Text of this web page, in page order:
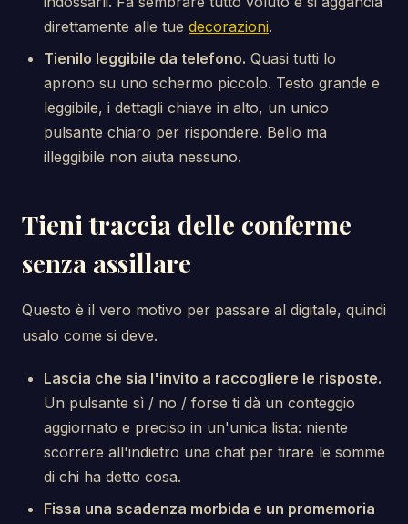
direttamente alle tue decorazioni.
Tienilo leggibile da telefono. Quasi tutti lo
aprono su uno schermo piccolo. Testo grande e
leggibile, i dettagli chiave in alto, un unico
pulsante chiaro per rispondere. Bello ma
illeggibile non aiuta nessuno.
Tieni traccia delle conferme
senza assillare
Questo è il vero motivo per passare al digitale, quindi
usalo come si deve.
Lascia che sia l'invito a raccogliere le risposte.
Un pulsante sì / no / forse ti dà un conteggio
aggiornato e preciso in un'unica lista: niente
scorrere all'indietro una chat per tirare le somme
di chi ha detto cosa.
Fissa una scadenza morbida e un promemoria